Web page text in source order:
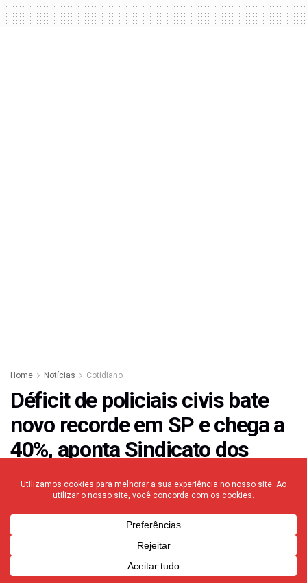
Home Notícias Cotidiano
Déficit de policiais civis bate
novo recorde em SP e chega a
40%, aponta Sindicato dos
Delegados
Sem novas contratações e com concursos em
andamento que não vão repor perdas de imediato,
Polícia Civil paulista contabiliza 17 mil profissionais a
menos trabalhando no estado
28/11/2023